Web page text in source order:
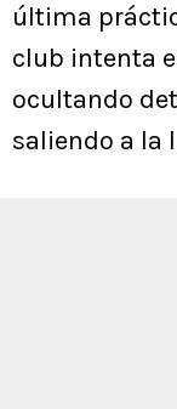
última
club intenta
ocultando
saliendo a la